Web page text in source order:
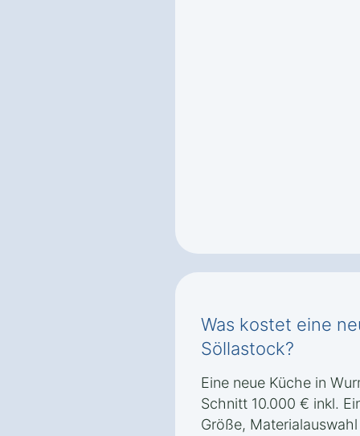
Was kostet eine
Söllastock?
Eine neue Küche in
Schnitt 10.000 € inkl.
Größe,